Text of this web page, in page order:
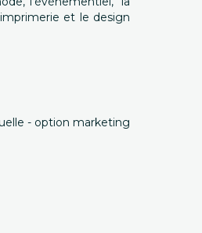
et le design
- option marketing